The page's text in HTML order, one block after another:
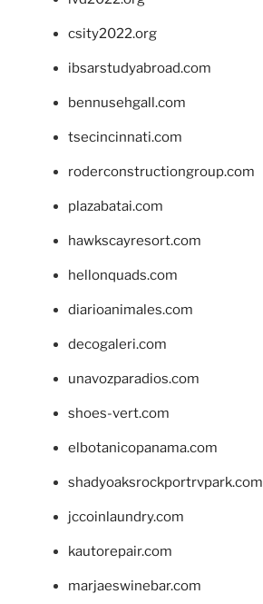
csity2022.org
ibsarstudyabroad.com
bennusehgall.com
tsecincinnati.com
roderconstructiongroup.com
plazabatai.com
hawkscayresort.com
hellonquads.com
diarioanimales.com
decogaleri.com
unavozparadios.com
shoes-vert.com
elbotanicopanama.com
shadyoaksrockportrvpark.com
jccoinlaundry.com
kautorepair.com
marjaeswinebar.com